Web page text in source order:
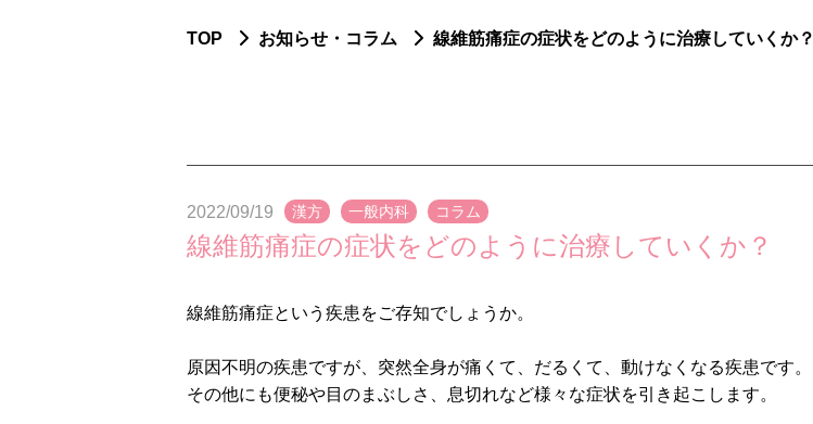
TOP お知らせ・コラム 線維筋痛症の症状をどのように治療していくか？
2022/09/19 漢方 一般内科 コラム
線維筋痛症の症状をどのように治療していくか？
線維筋痛症という疾患をご存知でしょうか。
原因不明の疾患ですが、突然全身が痛くて、だるくて、動けなくなる疾患です。
その他にも便秘や目のまぶしさ、息切れなど様々な症状を引き起こします。